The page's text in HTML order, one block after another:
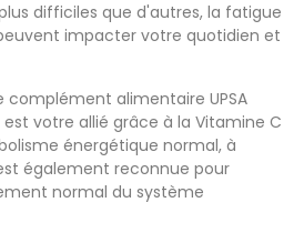
difficiles que d'autres, la fatigue
impacter votre quotidien et
alimentaire UPSA
votre allié grâce à la Vitamine C
énergétique normal, à
également reconnue pour
normal du système